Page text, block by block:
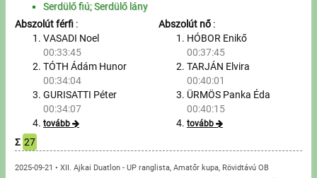
Rendező, szervező
Kapcsolat
Írjon nekünk!
Partnerek, támogatók
Szállás ajánlatok
Serdülő fiú; Serdülő lány
Abszolút férfi :
VASADI Noel
00:33:45
TÓTH Ádám Hunor
00:34:04
GURISATTI Péter
00:34:07
tovább
Abszolút nő:
HÓBOR Enikő
00:37:45
TARJÁN Elvira
00:40:01
ÜRMÖS Panka Éda
00:40:15
tovább
Σ 27
2025-09-21 • XII. Ajkai Duatlon - UP ranglista, Amatőr kupa, Rövidtávú OB